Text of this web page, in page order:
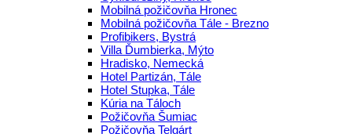
Mobilná požičovňa Hronec
Mobilná požičovňa Tále - Brezno
Profibikers, Bystrá
Villa Ďumbierka, Mýto
Hradisko, Nemecká
Hotel Partizán, Tále
Hotel Stupka, Tále
Kúria na Táloch
Požičovňa Šumiac
Požičovňa Telgárt